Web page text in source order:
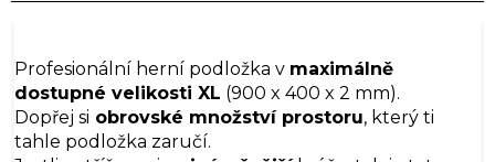
Profesionální herní podložka v maximálně
dostupné velikosti XL (900 x 400 x 2 mm).
Dopřej si obrovské množství prostoru, který ti
tahle podložka zaručí.